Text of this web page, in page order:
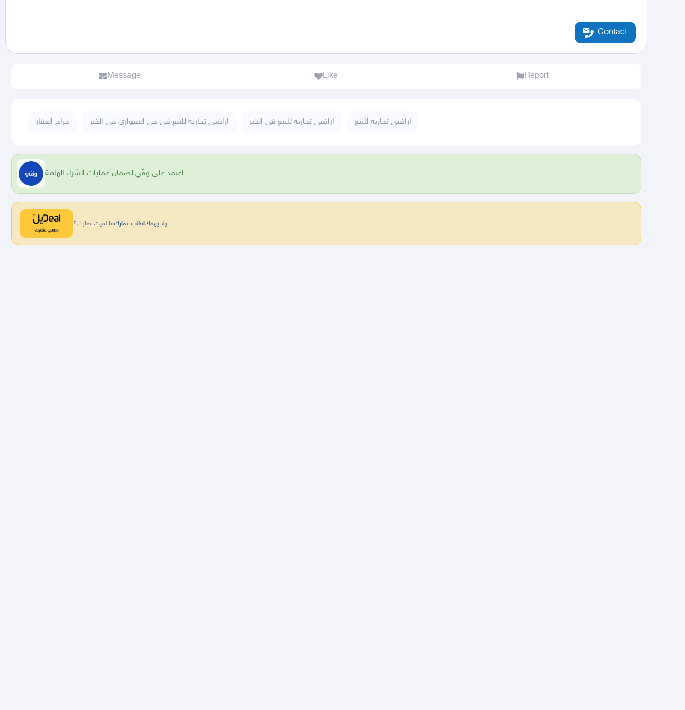
Contact
Message Like Report
حراج العقار اراضي تجارية للبيع في حي الصواري في الخبر اراضي تجارية للبيع في الخبر اراضي تجارية للبيع
اعتمد على وفّي لضمان عمليات الشراء الهامة.
ما لقيت عقارك؟اطلب عقاركولا يهمك